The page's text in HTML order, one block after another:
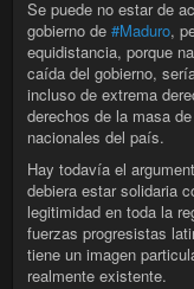
Se puede no estar de
gobierno de #Maduro,
equidistancia, porque
caída del gobierno,
incluso de extrema
derechos de la masa
nacionales del país.
Hay todavía el
debiera estar solidaria
legitimidad en toda la
fuerzas progresistas
tiene un imagen
realmente existente.